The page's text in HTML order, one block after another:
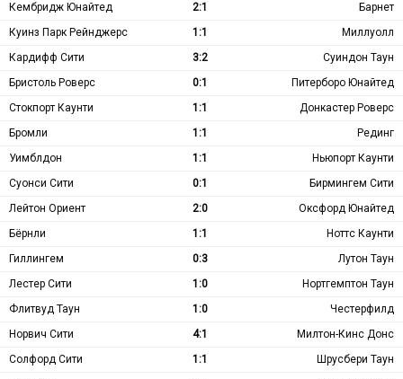
Кембридж Юнайтед 2:1
Барнет
Куинз Парк Рейнджерс
1:1
Миллуолл
Кардифф Сити
3:2
Суиндон Таун
Бристоль Роверс
0:1
Питерборо Юнайтед
Стокпорт Каунти
1:1
Донкастер Роверс
Бромли
1:1
Рединг
Уимблдон
1:1
Ньюпорт Каунти
Суонси Сити
0:1
Бирмингем Сити
Лейтон Ориент
2:0
Оксфорд Юнайтед
Бёрнли
1:1
Ноттс Каунти
Гиллингем
0:3
Лутон Таун
Лестер Сити
1:0
Нортгемптон Таун
Флитвуд Таун
1:0
Честерфилд
Норвич Сити
4:1
Милтон-Кинс Донс
Солфорд Сити
1:1
Шрусбери Таун